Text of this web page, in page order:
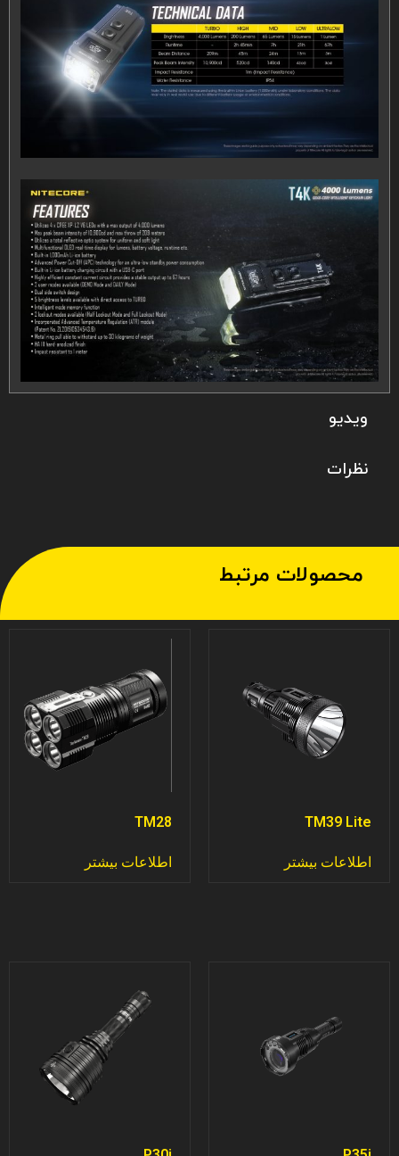
ویدیو
نظرات
محصولات مرتبط
TM39 Lite
اطلاعات بیشتر
TM28
اطلاعات بیشتر